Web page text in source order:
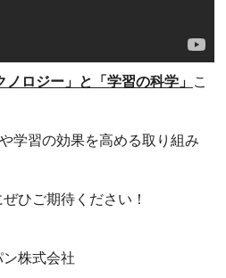
ノロジー」と「学習の科学」 こ
学習の効果を高める取り組み
ひご期待ください！
株式会社